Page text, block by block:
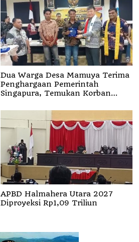
Dua Warga Desa Mamuya Terima
Penghargaan Pemerintah
Singapura, Temukan Korban
APBD Halmahera Utara 2027
Diproyeksi Rp1,09 Triliun